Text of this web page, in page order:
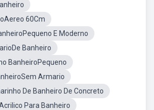
60Cm
E Moderno
Banheiro
BanheiroPequeno
Armario
De Banheiro De Concreto
Para Banheiro